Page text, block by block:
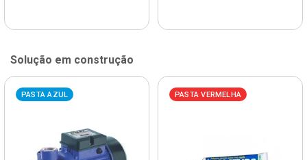
Solução em construção
PASTA AZUL PASTA VERMELHA